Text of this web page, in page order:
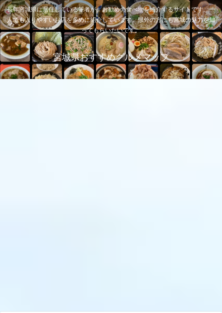
長年宮城県に居住している筆者が、お勧めの食べ物を紹介するサイトです。一
人でも入りやすいお店を多めに紹介しています。県外の方にも宮城の魅力を知
ってもらいたいです。
宮城県おすすめグルメマップ